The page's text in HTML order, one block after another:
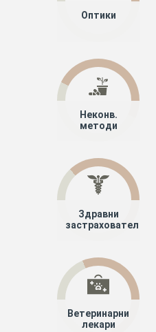
Оптики
Неконв.
методи
Здравни
застрахователи
Ветеринарни
лекари